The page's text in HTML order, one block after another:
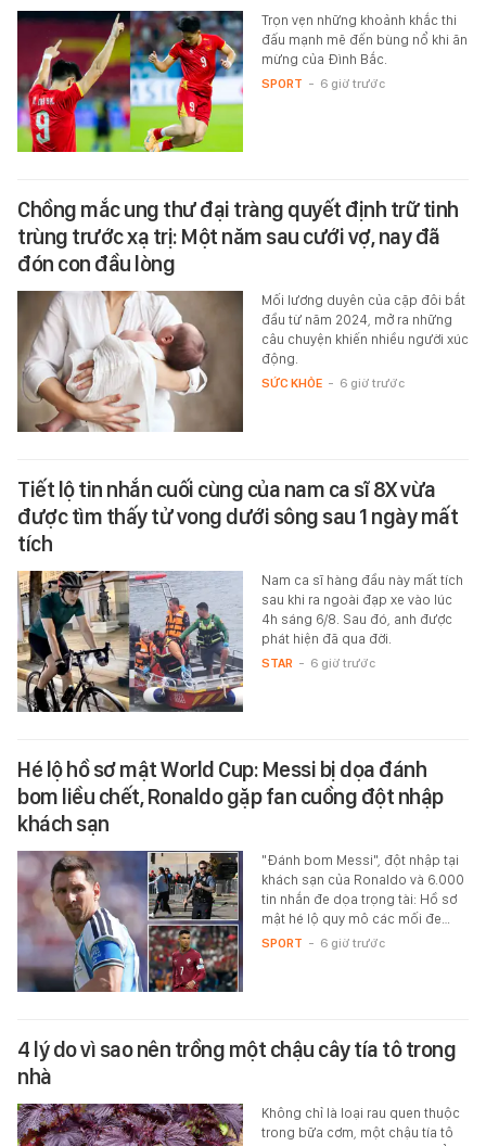
Trọn vẹn những khoảnh khắc thi
đấu mạnh mẽ đến bùng nổ khi ăn
mừng của Đình Bắc.
SPORT - 6 giờ trước
Chồng mắc ung thư đại tràng quyết định trữ tinh
trùng trước xạ trị: Một năm sau cưới vợ, nay đã
đón con đầu lòng
Mối lương duyên của cặp đôi bắt
đầu từ năm 2024, mở ra những
câu chuyện khiến nhiều người xúc
động.
SỨC KHỎE - 6 giờ trước
Tiết lộ tin nhắn cuối cùng của nam ca sĩ 8X vừa
được tìm thấy tử vong dưới sông sau 1 ngày mất
tích
Nam ca sĩ hàng đầu này mất tích
sau khi ra ngoài đạp xe vào lúc
4h sáng 6/8. Sau đó, anh được
phát hiện đã qua đời.
STAR - 6 giờ trước
Hé lộ hồ sơ mật World Cup: Messi bị dọa đánh
bom liều chết, Ronaldo gặp fan cuồng đột nhập
khách sạn
"Đánh bom Messi", đột nhập tại
khách sạn của Ronaldo và 6.000
tin nhắn đe dọa trọng tài: Hồ sơ
mật hé lộ quy mô các mối đe…
SPORT - 6 giờ trước
4 lý do vì sao nên trồng một chậu cây tía tô trong
nhà
Không chỉ là loại rau quen thuộc
trong bữa cơm, một chậu tía tô